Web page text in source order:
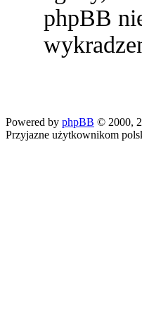
phpBB
Powered by phpBB © 2000,
Przyjazne użytkownikom